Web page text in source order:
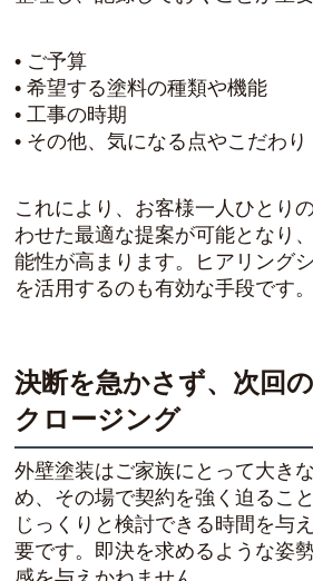
• ご予算
• 希望する塗料の種類や機能
• 工事の時期
• その他、気になる点やこだわり
これにより、お客様一人ひとり
わせた最適な提案が可能となり
能性が高まります。ヒアリング
を活用するのも有効な手段です。
決断を急かさず、次回
クロージング
外壁塗装はご家族にとって大き
め、その場で契約を強く迫るこ
じっくりと検討できる時間を与
要です。即決を求めるような姿